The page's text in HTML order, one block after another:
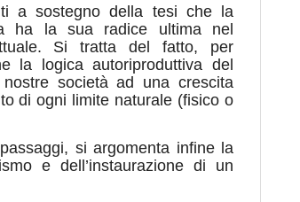
a sostegno della tesi che la
ha la sua radice ultima nel
Si tratta del fatto, per
la logica autoriproduttiva del
società ad una crescita
di ogni limite naturale (fisico o
si argomenta infine la
e dell’instaurazione di un